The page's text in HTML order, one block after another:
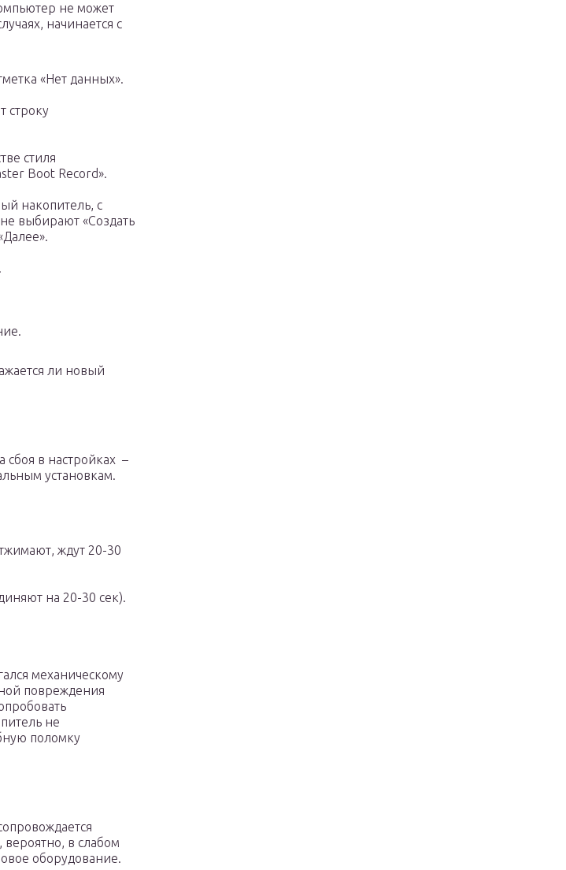
не может
начинается с
«Нет данных».
строку
стиля
Boot Record».
накопитель, с
выбирают «Создать
ли новый
сбоя в настройках –
установкам.
ждут 20-30
на 20-30 сек).
механическому
повреждения
не
поломку
в слабом
оборудование.